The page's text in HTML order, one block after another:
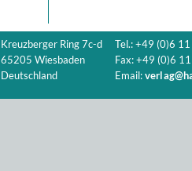
Kreuzberger Ring 7c-d
65205 Wiesbaden
Deutschland
Tel.: +49 (0)6
Fax: +49 (0)6
Email: